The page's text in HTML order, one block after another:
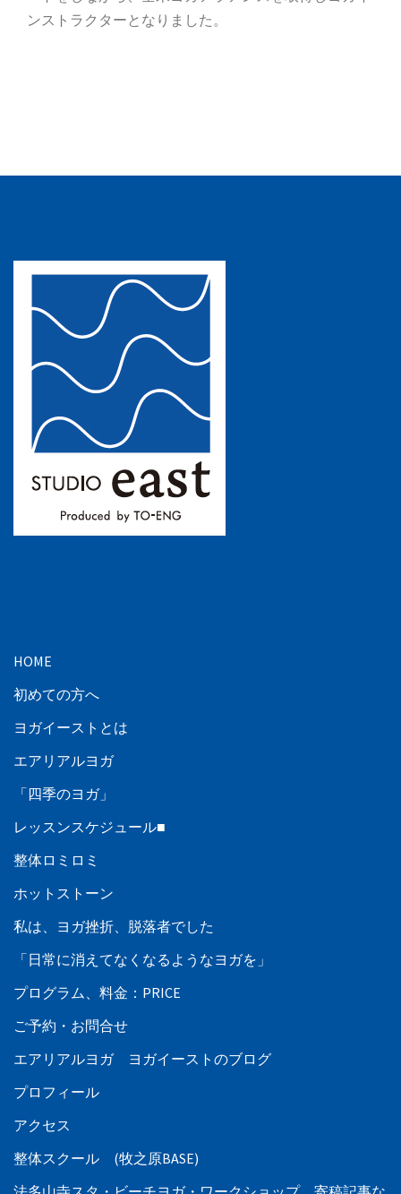
ンストラクターとなりました。
HOME
初めての方へ
ヨガイーストとは
エアリアルヨガ
「四季のヨガ」
レッスンスケジュール■
整体ロミロミ
ホットストーン
私は、ヨガ挫折、脱落者でした
「日常に消えてなくなるようなヨガを」
プログラム、料金：PRICE
ご予約・お問合せ
エアリアルヨガ ヨガイーストのブログ
プロフィール
アクセス
整体スクール (牧之原BASE)